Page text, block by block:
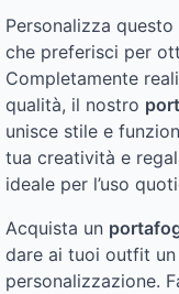
Personalizza
che preferisci per
Completamente
qualità, il nostro
unisce stile e
tua creatività e
ideale per l’uso
Acquista un
dare ai tuoi outfit
personalizzazione.